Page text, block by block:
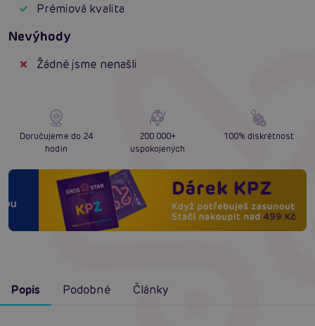
Prémiová kvalita
Nevýhody
Žádné jsme nenašli
Doručujeme do 24
hodin
200 000+
uspokojených
100% diskrétnost
Popis Podobné Články